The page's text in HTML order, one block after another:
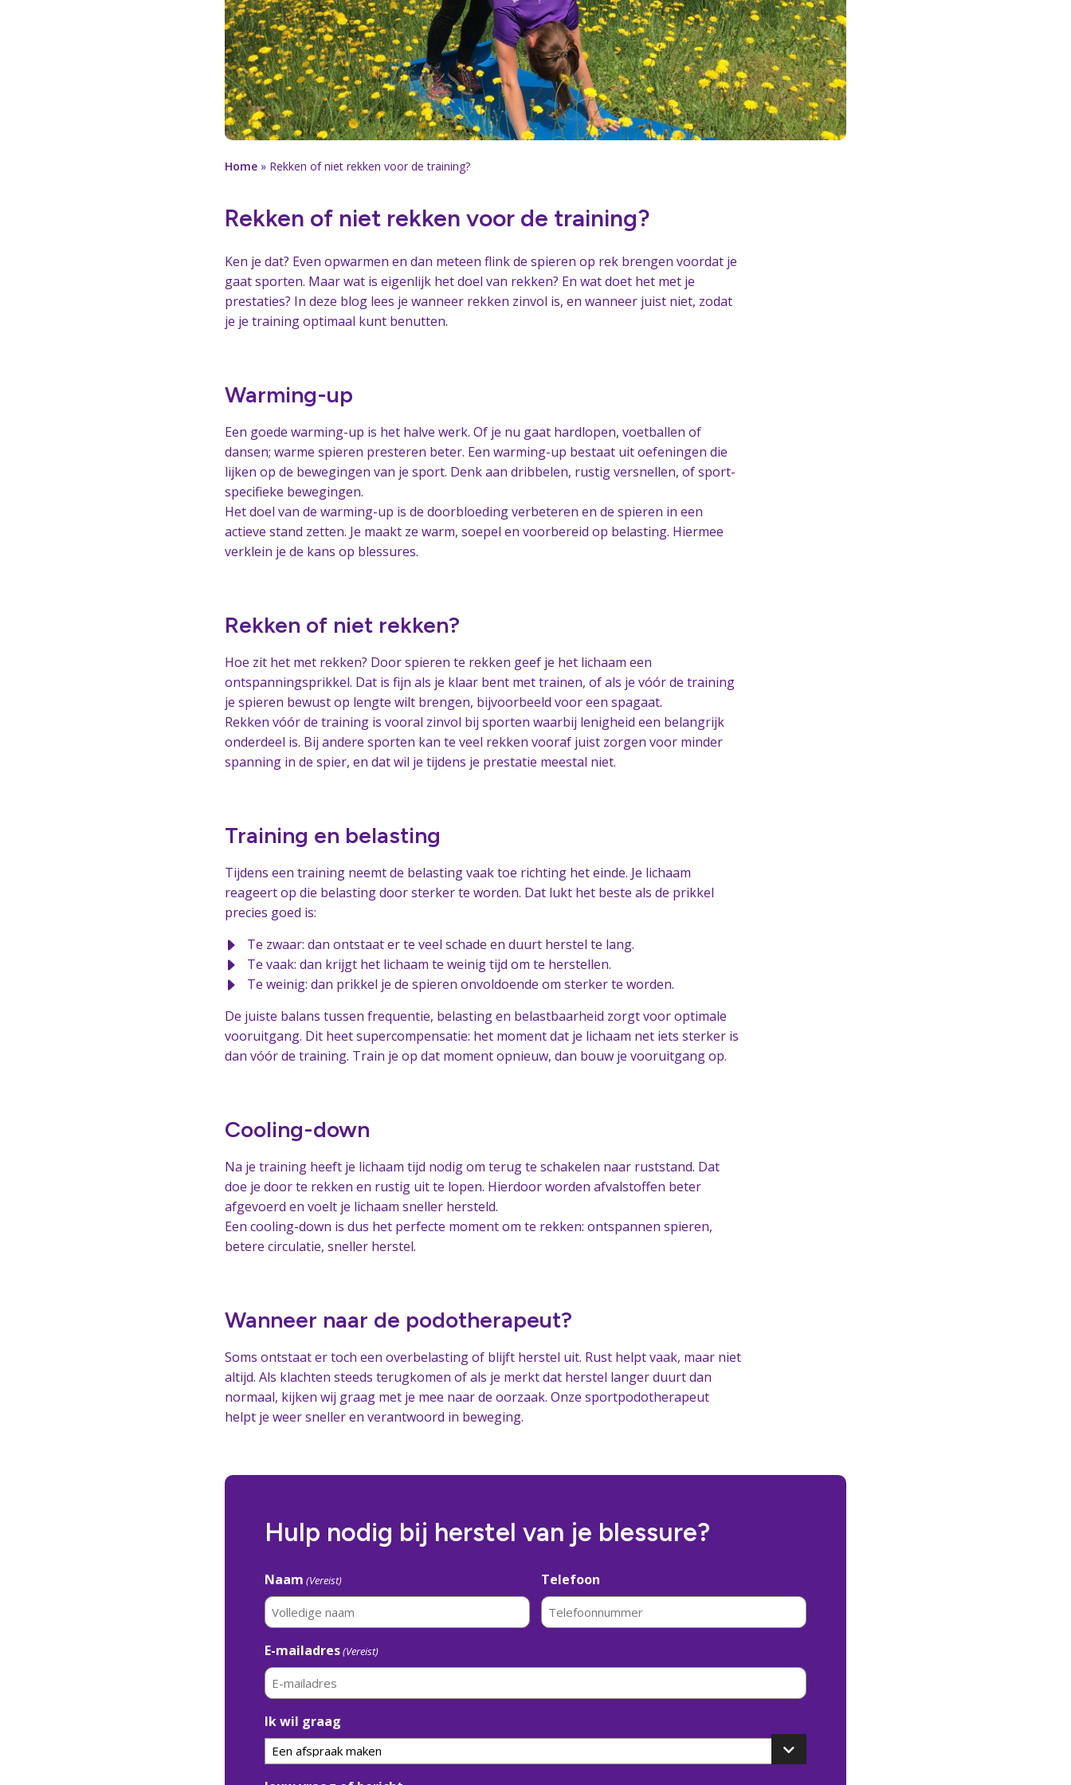
Home » Rekken of niet rekken voor de training?
Rekken of niet rekken voor de training?
Ken je dat? Even opwarmen en dan meteen flink de spieren op rek brengen voordat je
gaat sporten. Maar wat is eigenlijk het doel van rekken? En wat doet het met je
prestaties? In deze blog lees je wanneer rekken zinvol is, en wanneer juist niet, zodat
je je training optimaal kunt benutten.
Warming-up
Een goede warming-up is het halve werk. Of je nu gaat hardlopen, voetballen of
dansen; warme spieren presteren beter. Een warming-up bestaat uit oefeningen die
lijken op de bewegingen van je sport. Denk aan dribbelen, rustig versnellen, of sport-
specifieke bewegingen.
Het doel van de warming-up is de doorbloeding verbeteren en de spieren in een
actieve stand zetten. Je maakt ze warm, soepel en voorbereid op belasting. Hiermee
verklein je de kans op blessures.
Rekken of niet rekken?
Hoe zit het met rekken? Door spieren te rekken geef je het lichaam een
ontspanningsprikkel. Dat is fijn als je klaar bent met trainen, of als je vóór de training
je spieren bewust op lengte wilt brengen, bijvoorbeeld voor een spagaat.
Rekken vóór de training is vooral zinvol bij sporten waarbij lenigheid een belangrijk
onderdeel is. Bij andere sporten kan te veel rekken vooraf juist zorgen voor minder
spanning in de spier, en dat wil je tijdens je prestatie meestal niet.
Training en belasting
Tijdens een training neemt de belasting vaak toe richting het einde. Je lichaam
reageert op die belasting door sterker te worden. Dat lukt het beste als de prikkel
precies goed is:
Te zwaar: dan ontstaat er te veel schade en duurt herstel te lang.
Te vaak: dan krijgt het lichaam te weinig tijd om te herstellen.
Te weinig: dan prikkel je de spieren onvoldoende om sterker te worden.
De juiste balans tussen frequentie, belasting en belastbaarheid zorgt voor optimale
vooruitgang. Dit heet supercompensatie: het moment dat je lichaam net iets sterker is
dan vóór de training. Train je op dat moment opnieuw, dan bouw je vooruitgang op.
Cooling-down
Na je training heeft je lichaam tijd nodig om terug te schakelen naar ruststand. Dat
doe je door te rekken en rustig uit te lopen. Hierdoor worden afvalstoffen beter
afgevoerd en voelt je lichaam sneller hersteld.
Een cooling-down is dus het perfecte moment om te rekken: ontspannen spieren,
betere circulatie, sneller herstel.
Wanneer naar de podotherapeut?
Soms ontstaat er toch een overbelasting of blijft herstel uit. Rust helpt vaak, maar niet
altijd. Als klachten steeds terugkomen of als je merkt dat herstel langer duurt dan
normaal, kijken wij graag met je mee naar de oorzaak. Onze sportpodotherapeut
helpt je weer sneller en verantwoord in beweging.
Hulp nodig bij herstel van je blessure?
Naam (Vereist) Telefoon
E-mailadres(Vereist)
Ik wil graag